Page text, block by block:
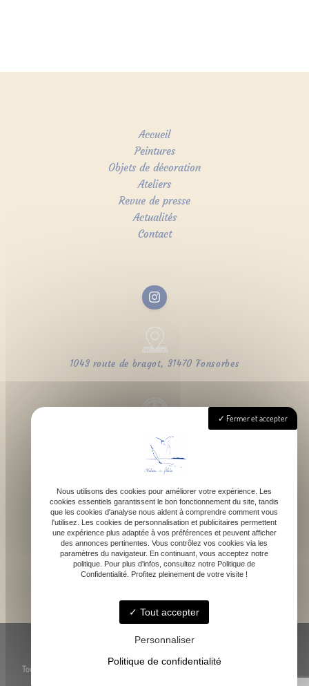
Accueil
Peintures
Objets de décoration
Ateliers
Revue de presse
Actualités
Contact
1043 route de bragot, 31470 Fonsorbes
Lundi - Samedi : 9h - 18h
contact@atelierdefelicie.fr
06 08 95 80 82
-Mentions légales
Toute reproduction, représentation ou utilisation des œuvres présentées, même
Fermer et accepter
Nous utilisons des cookies pour améliorer votre expérience. Les
cookies essentiels garantissent le bon fonctionnement du site, tandis
que les cookies d'analyse nous aident à comprendre comment vous
l'utilisez. Les cookies de personnalisation et publicitaires permettent
une expérience plus adaptée à vos préférences et peuvent afficher
des annonces pertinentes. Vous contrôlez vos cookies via les
paramètres du navigateur. En continuant, vous acceptez notre
politique. Pour plus d'infos, consultez notre Politique de
Confidentialité. Profitez pleinement de votre visite !
Tout accepter
Personnaliser
Politique de confidentialité